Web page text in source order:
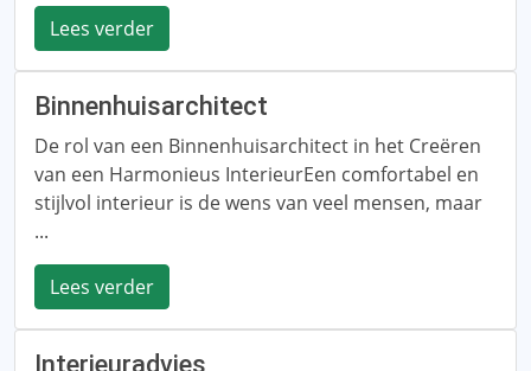
Lees verder
Binnenhuisarchitect
De rol van een Binnenhuisarchitect in het Creëren
van een Harmonieus InterieurEen comfortabel en
stijlvol interieur is de wens van veel mensen, maar
...
Lees verder
Interieuradvies